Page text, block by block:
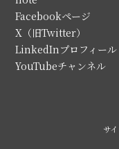
Facebookページ
X（旧Twitter）
LinkedInプロフィール
YouTubeチャンネル
サ